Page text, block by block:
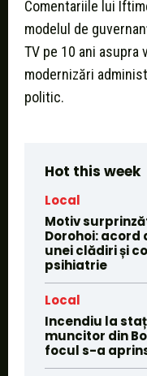
Comentariile lui
modelul de
TV pe 10 ani
modernizări
politic.
Hot this week
Local
Motiv
Dorohoi:
unei clădiri și
psihiatrie
Local
Incendiu la
muncitor din
focul s-a